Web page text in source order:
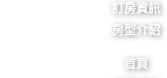
訂房資訊
房型介紹
首頁